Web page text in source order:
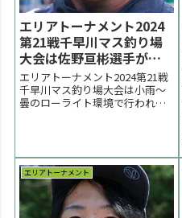
エリアトーナメント2024
第21戦千早川マス釣り場
大会は佐野亘彬選手が優
勝【大会結果】
エリアトーナメント2024第21戦
千早川マス釣り場大会は小雨～
曇のローライト環境で行われま
一覧 次の大会 >【お知らせ】表
彰台 優勝：佐野亘彬選手 表彰台
ラーメン賞●決勝トーナメント
表...
エリアトーナメント